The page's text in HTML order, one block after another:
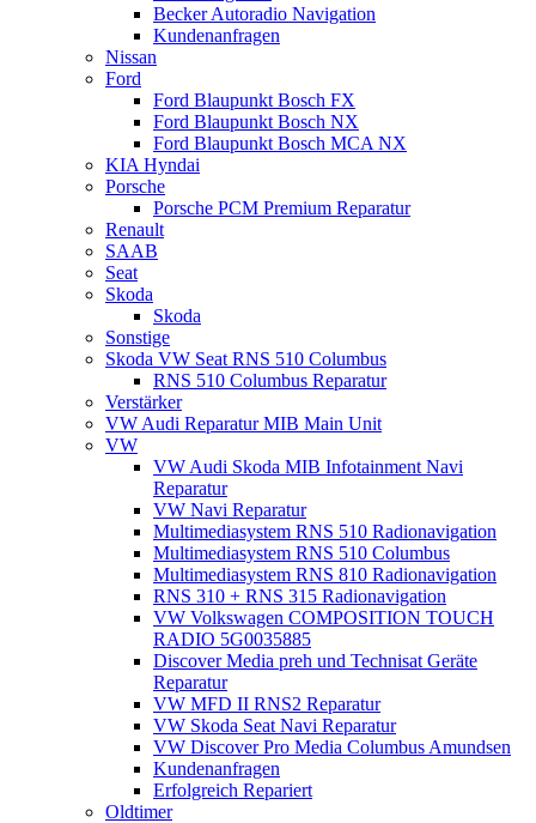
Becker Autoradio Navigation
Kundenanfragen
Nissan
Ford
Ford Blaupunkt Bosch FX
Ford Blaupunkt Bosch NX
Ford Blaupunkt Bosch MCA NX
KIA Hyndai
Porsche
Porsche PCM Premium Reparatur
Renault
SAAB
Seat
Skoda
Skoda
Sonstige
Skoda VW Seat RNS 510 Columbus
RNS 510 Columbus Reparatur
Verstärker
VW Audi Reparatur MIB Main Unit
VW
VW Audi Skoda MIB Infotainment Navi
Reparatur
VW Navi Reparatur
Multimediasystem RNS 510 Radionavigation
Multimediasystem RNS 510 Columbus
Multimediasystem RNS 810 Radionavigation
RNS 310 + RNS 315 Radionavigation
VW Volkswagen COMPOSITION TOUCH
RADIO 5G0035885
Discover Media preh und Technisat Geräte
Reparatur
VW MFD II RNS2 Reparatur
VW Skoda Seat Navi Reparatur
VW Discover Pro Media Columbus Amundsen
Kundenanfragen
Erfolgreich Repariert
Oldtimer